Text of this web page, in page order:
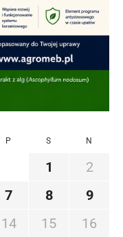
P S N
1
2
7 8
9
14 15
16